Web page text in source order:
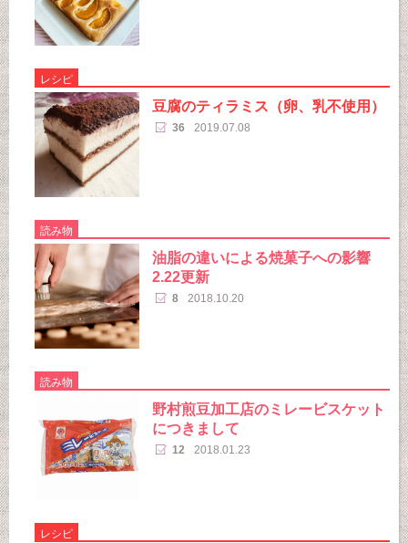
レシピ
豆腐のティラミス（卵、乳不使用）
36 2019.07.08
読み物
油脂の違いによる焼菓子への影響
2.22更新
8 2018.10.20
読み物
野村煎豆加工店のミレービスケット
につきまして
12 2018.01.23
レシピ